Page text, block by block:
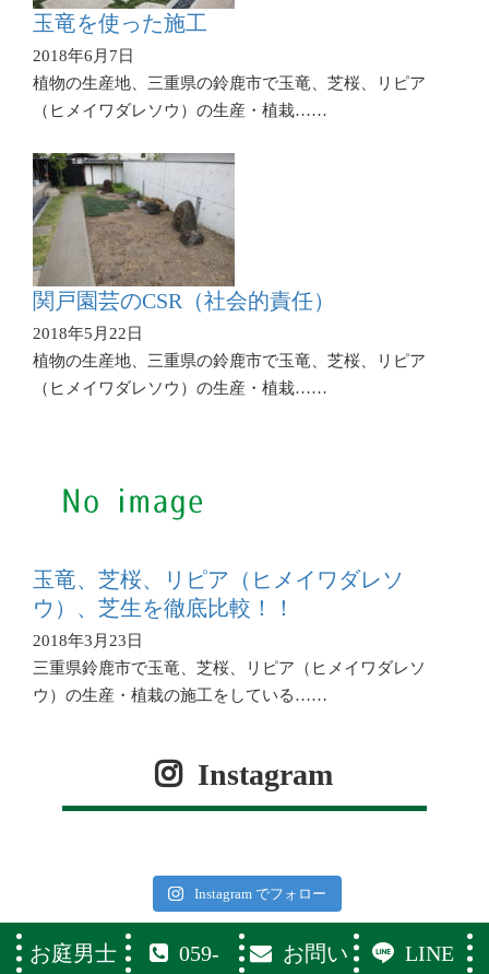
玉竜を使った施工
2018年6月7日
植物の生産地、三重県の鈴鹿市で玉竜、芝桜、リピア
（ヒメイワダレソウ）の生産・植栽……
関戸園芸のCSR（社会的責任）
2018年5月22日
植物の生産地、三重県の鈴鹿市で玉竜、芝桜、リピア
（ヒメイワダレソウ）の生産・植栽……
玉竜、芝桜、リピア（ヒメイワダレソ
ウ）、芝生を徹底比較！！
2018年3月23日
三重県鈴鹿市で玉竜、芝桜、リピア（ヒメイワダレソ
ウ）の生産・植栽の施工をしている……
Instagram
Instagram でフォロー
お庭男士 059- お問い LINE